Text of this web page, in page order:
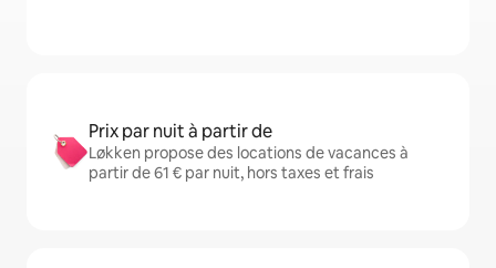
Prix par nuit à partir de
Løkken propose des locations de vacances à
partir de 61 € par nuit, hors taxes et frais